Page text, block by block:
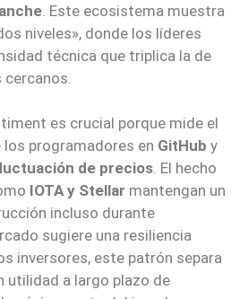
. Este ecosistema muestra
niveles», donde los líderes
técnica que triplica la de
es crucial porque mide el
programadores en GitHub y
de precios. El hecho
IOTA y Stellar mantengan un
incluso durante
sugiere una resiliencia
inversores, este patrón separa
utilidad a largo plazo de